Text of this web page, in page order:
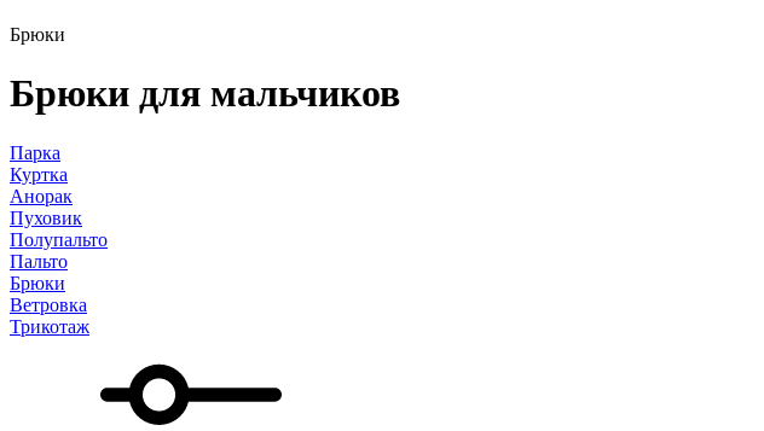
Брюки
Брюки для мальчиков
Парка
Куртка
Анорак
Пуховик
Полупальто
Пальто
Брюки
Ветровка
Трикотаж